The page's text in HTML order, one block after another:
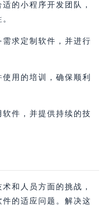
的小程序开发团队，
需求定制软件，并进行
用的培训，确保顺利
软件，并提供持续的技
和人员方面的挑战，
的适应问题。解决这